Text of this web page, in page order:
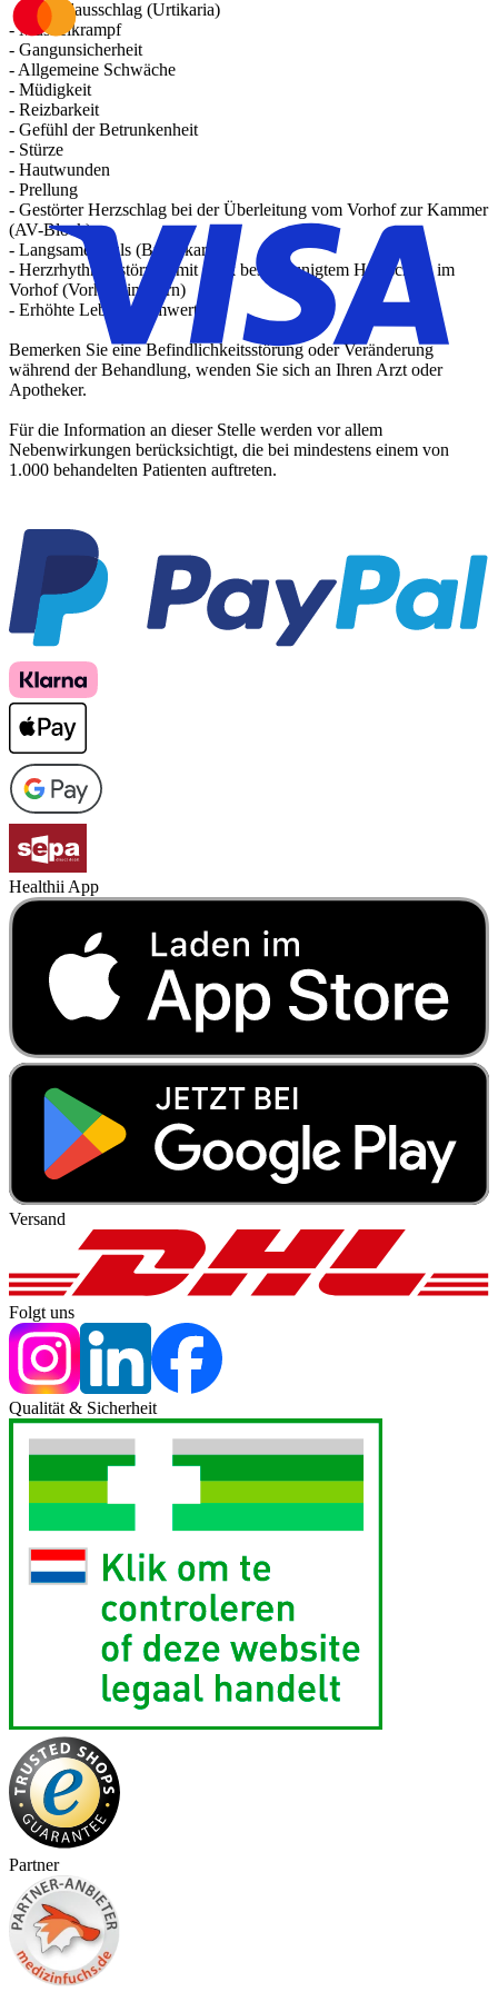
- Nesselausschlag (Urtikaria)
- Muskelkrampf
- Gangunsicherheit
- Allgemeine Schwäche
- Müdigkeit
- Reizbarkeit
- Gefühl der Betrunkenheit
- Stürze
- Hautwunden
- Prellung
- Gestörter Herzschlag bei der Überleitung vom Vorhof zur Kammer
(AV-Block)
- Langsamer Puls (Bradykardie)
- Herzrhythmusstörung mit stark beschleunigtem Herzschlag im
Vorhof (Vorhofflimmern)
- Erhöhte Leberenzymwerte
Bemerken Sie eine Befindlichkeitsstörung oder Veränderung
während der Behandlung, wenden Sie sich an Ihren Arzt oder
Apotheker.
Für die Information an dieser Stelle werden vor allem
Nebenwirkungen berücksichtigt, die bei mindestens einem von
1.000 behandelten Patienten auftreten.
Healthii App
Versand
Folgt uns
Qualität & Sicherheit
Partner